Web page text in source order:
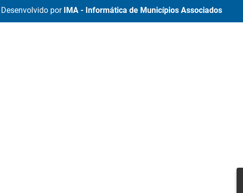
Desenvolvido por IMA - Informática de Municípios Associados